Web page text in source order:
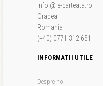
info @ e-carteata.ro
Oradea
Romania
(+40) 0771 312 651
INFORMATII UTILE
Despre noi